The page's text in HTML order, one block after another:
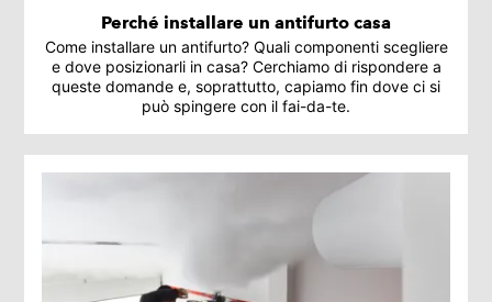
Perché installare un antifurto casa
Come installare un antifurto? Quali componenti scegliere
e dove posizionarli in casa? Cerchiamo di rispondere a
queste domande e, soprattutto, capiamo fin dove ci si
può spingere con il fai-da-te.